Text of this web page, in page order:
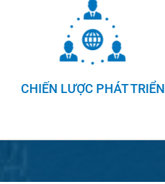
CHIẾN LƯỢC PHÁT TRIỂN